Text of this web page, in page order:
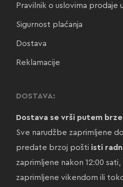
Pravilnik o uslovima prodaje
Sigurnost plaćanja
Dostava
Reklamacije
DOSTAVA:
Dostava se vrši putem
Sve narudžbe zaprimljene
predate brzoj pošti isti
zaprimljene nakon 12:00
zaprimljene vikendom ili